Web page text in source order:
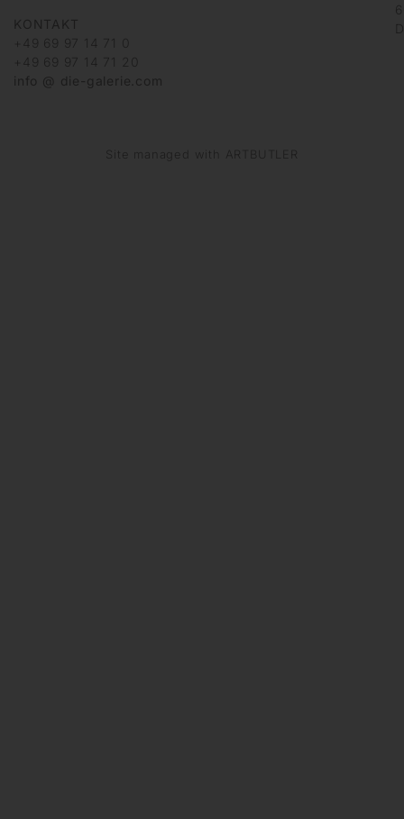
KONTAKT
+49 69 97 14 71 0
+49 69 97 14 71 20
info @ die-galerie.com
Site managed with ARTBUTLER